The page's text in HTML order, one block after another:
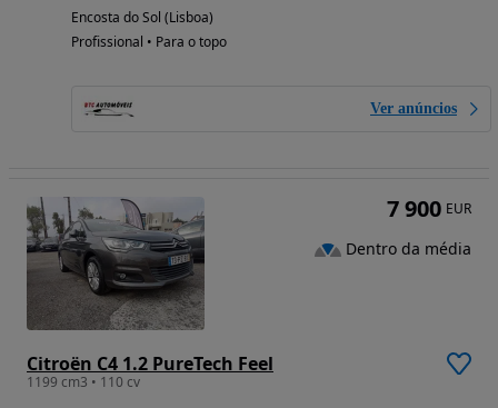
Encosta do Sol (Lisboa)
Profissional • Para o topo
Ver anúncios
Citroën C4 1.2 PureTech Feel
1199 cm3 • 110 cv
7 900 EUR
Dentro da média